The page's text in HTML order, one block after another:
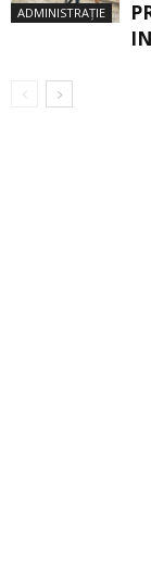
ADMINISTRAȚIE